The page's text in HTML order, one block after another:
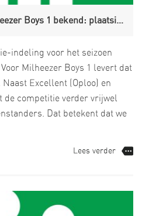
bekend: plaatsing in Limburgse hoek
indeling voor het seizoen
Milheezer Boys 1 levert dat
Excellent (Oploo) en
de competitie verder vrijwel
Dat betekent dat we
Lees verder